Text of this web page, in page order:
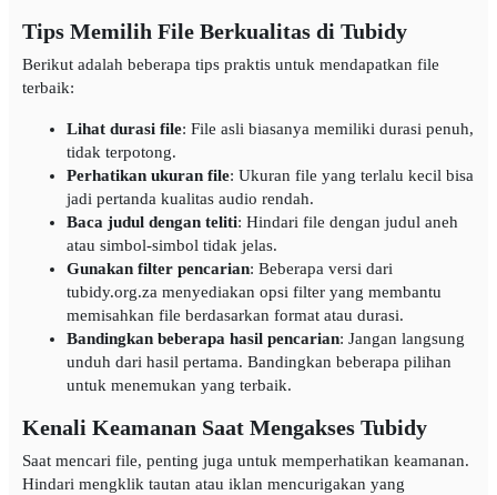
Tips Memilih File Berkualitas di Tubidy
Berikut adalah beberapa tips praktis untuk mendapatkan file
terbaik:
Lihat durasi file: File asli biasanya memiliki durasi penuh,
tidak terpotong.
Perhatikan ukuran file: Ukuran file yang terlalu kecil bisa
jadi pertanda kualitas audio rendah.
Baca judul dengan teliti: Hindari file dengan judul aneh
atau simbol-simbol tidak jelas.
Gunakan filter pencarian: Beberapa versi dari
tubidy.org.za menyediakan opsi filter yang membantu
memisahkan file berdasarkan format atau durasi.
Bandingkan beberapa hasil pencarian: Jangan langsung
unduh dari hasil pertama. Bandingkan beberapa pilihan
untuk menemukan yang terbaik.
Kenali Keamanan Saat Mengakses Tubidy
Saat mencari file, penting juga untuk memperhatikan keamanan.
Hindari mengklik tautan atau iklan mencurigakan yang